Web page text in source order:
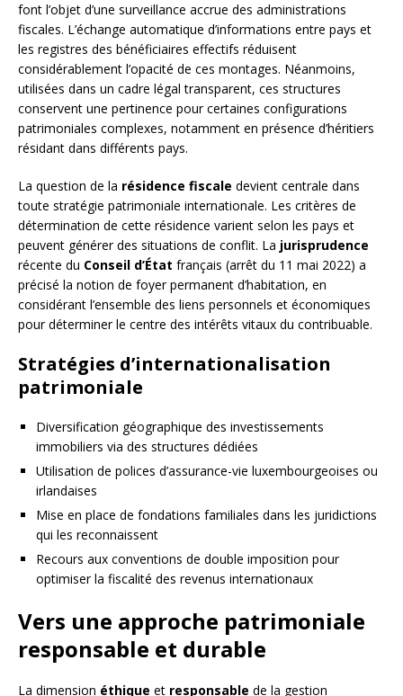
font l’objet d’une surveillance accrue des administrations
fiscales. L’échange automatique d’informations entre pays et
les registres des bénéficiaires effectifs réduisent
considérablement l’opacité de ces montages. Néanmoins,
utilisées dans un cadre légal transparent, ces structures
conservent une pertinence pour certaines configurations
patrimoniales complexes, notamment en présence d’héritiers
résidant dans différents pays.
La question de la résidence fiscale devient centrale dans
toute stratégie patrimoniale internationale. Les critères de
détermination de cette résidence varient selon les pays et
peuvent générer des situations de conflit. La jurisprudence
récente du Conseil d’État français (arrêt du 11 mai 2022) a
précisé la notion de foyer permanent d’habitation, en
considérant l’ensemble des liens personnels et économiques
pour déterminer le centre des intérêts vitaux du contribuable.
Stratégies d’internationalisation
patrimoniale
Diversification géographique des investissements
immobiliers via des structures dédiées
Utilisation de polices d’assurance-vie luxembourgeoises ou
irlandaises
Mise en place de fondations familiales dans les juridictions
qui les reconnaissent
Recours aux conventions de double imposition pour
optimiser la fiscalité des revenus internationaux
Vers une approche patrimoniale
responsable et durable
La dimension éthique et responsable de la gestion